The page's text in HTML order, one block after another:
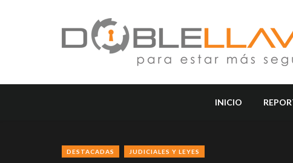
INICIO
DESTACADAS JUDICIALES Y LEYES